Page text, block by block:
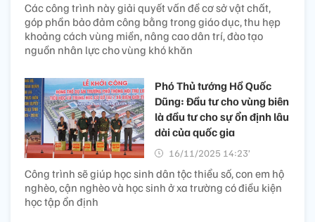
Các công trình này giải quyết vấn đề cơ sở vật chất,
góp phần bảo đảm công bằng trong giáo dục, thu hẹp
khoảng cách vùng miền, nâng cao dân trí, đào tạo
nguồn nhân lực cho vùng khó khăn
Phó Thủ tướng Hồ Quốc
Dũng: Đầu tư cho vùng biên
là đầu tư cho sự ổn định lâu
dài của quốc gia
16/11/2025 14:23’
Công trình sẽ giúp học sinh dân tộc thiểu số, con em hộ
nghèo, cận nghèo và học sinh ở xa trường có điều kiện
học tập ổn định